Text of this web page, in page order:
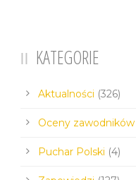
KATEGORIE
Aktualności (326)
Oceny zawodników
Puchar Polski (4)